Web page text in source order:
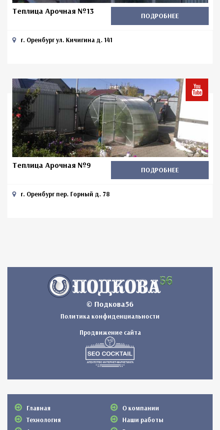
Теплица Арочная №13 ПОДРОБНЕЕ
г. Оренбург ул. Кичигина д. 141
Теплица Арочная №9 ПОДРОБНЕЕ
г. Оренбург пер. Горный д. 78
© Подкова56
Политика конфиденциальности
Продвижение сайта
Главная
Технология
О компании
Наши работы